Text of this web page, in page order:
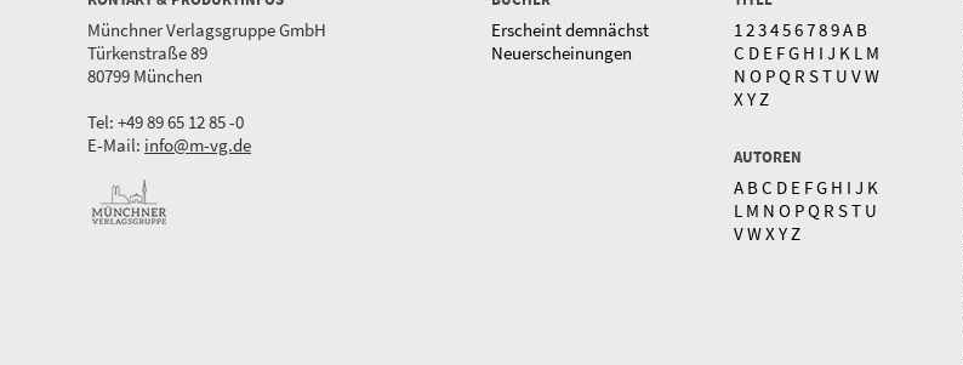
Münchner Verlagsgruppe GmbH
Türkenstraße 89
80799 München
Tel: +49 89 65 12 85 -0
E-Mail: info@m-vg.de
Erscheint demnächst
Neuerscheinungen
1 23456789A B
C D E FG H I J K L M
N O PQ R ST U VW
X Y Z
AUTOREN
A BC D E FG H I J K
L M N O PQ R ST U
VWX Y Z